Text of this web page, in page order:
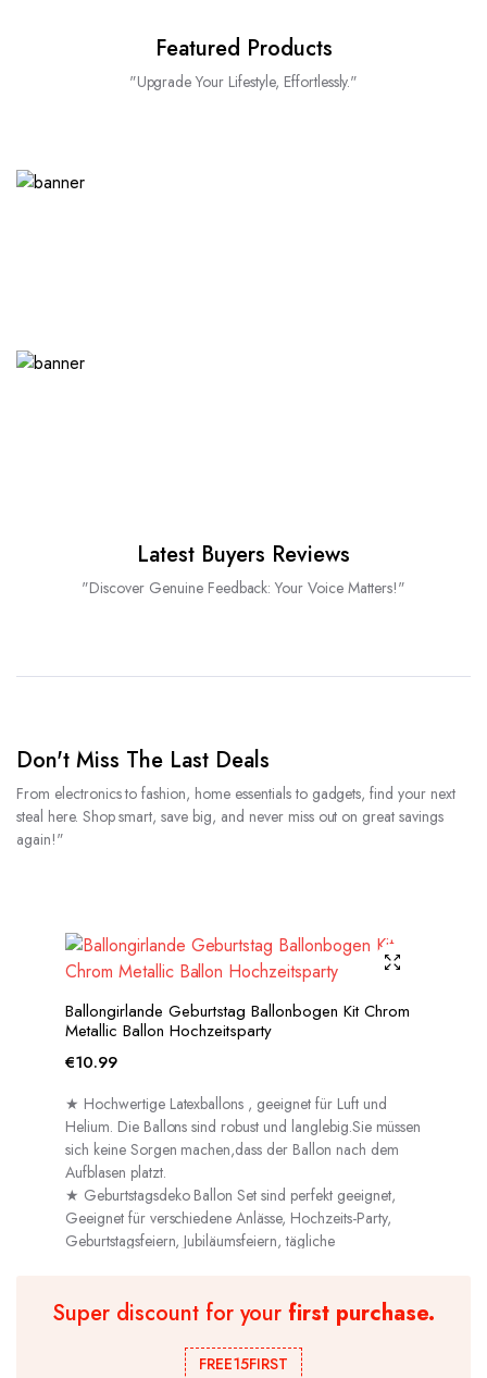
Featured Products
"Upgrade Your Lifestyle, Effortlessly."
Latest Buyers Reviews
"Discover Genuine Feedback: Your Voice Matters!"
Don't Miss The Last Deals
From electronics to fashion, home essentials to gadgets, find your next
steal here. Shop smart, save big, and never miss out on great savings
again!"
Ballongirlande Geburtstag Ballonbogen Kit Chrom
Metallic Ballon Hochzeitsparty
€10.99
★ Hochwertige Latexballons , geeignet für Luft und
Helium. Die Ballons sind robust und langlebig.Sie müssen
sich keine Sorgen machen,dass der Ballon nach dem
Aufblasen platzt.
★ Geburtstagsdeko Ballon Set sind perfekt geeignet,
Geeignet für verschiedene Anlässe, Hochzeits-Party,
Geburtstagsfeiern, Jubiläumsfeiern, tägliche
Super discount for yourfirst purchase.
FREE15FIRST